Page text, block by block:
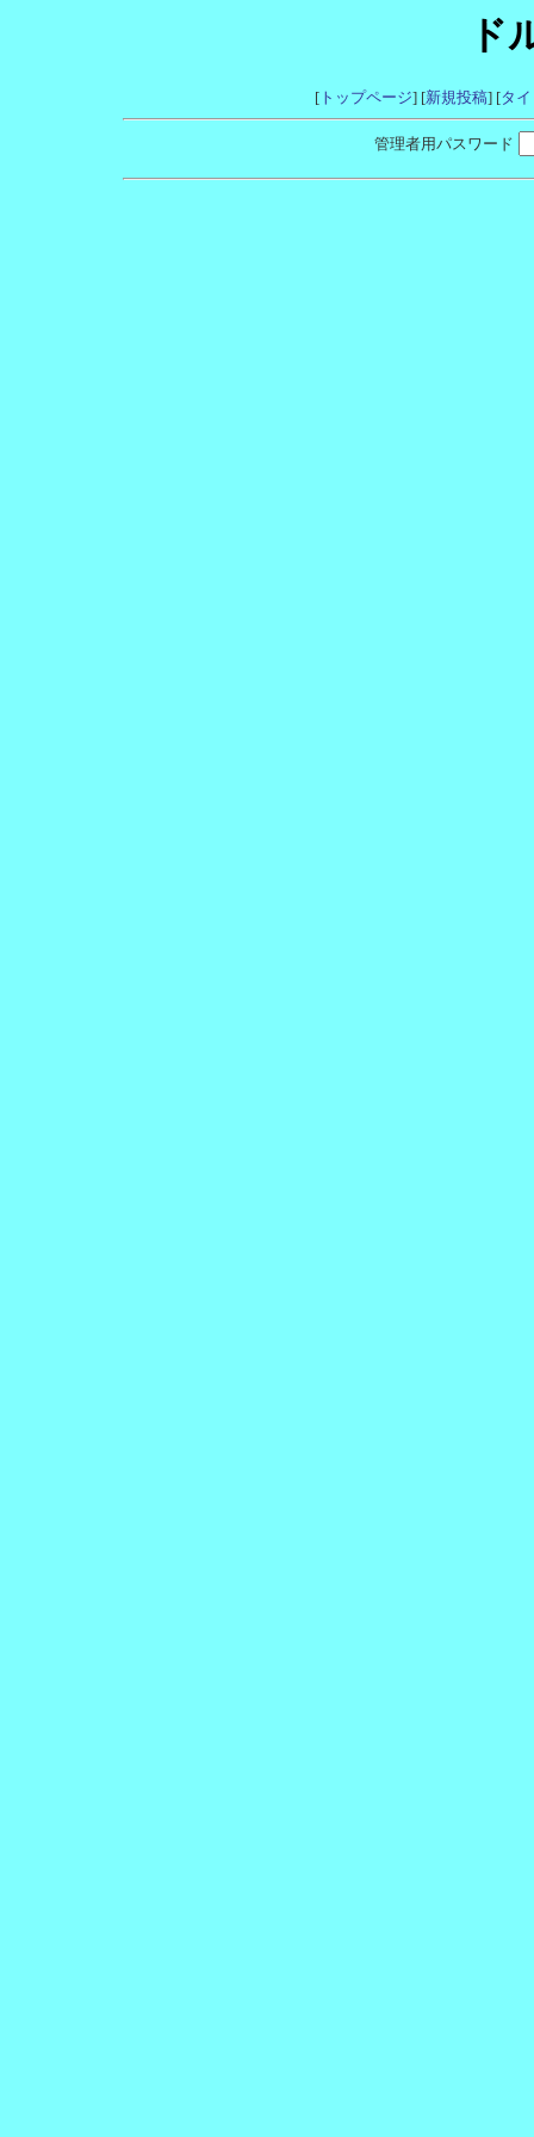
ド
[トップページ] [新規投稿] [タ
管理者用パスワード